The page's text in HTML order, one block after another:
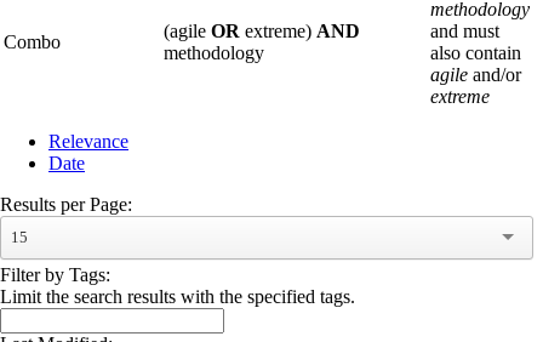
Combo
(agile OR extreme) AND
methodology
methodology
and must
also contain
agile and/or
extreme
Relevance
Date
Results per Page:
15
Filter by Tags:
Limit the search results with the specified tags.